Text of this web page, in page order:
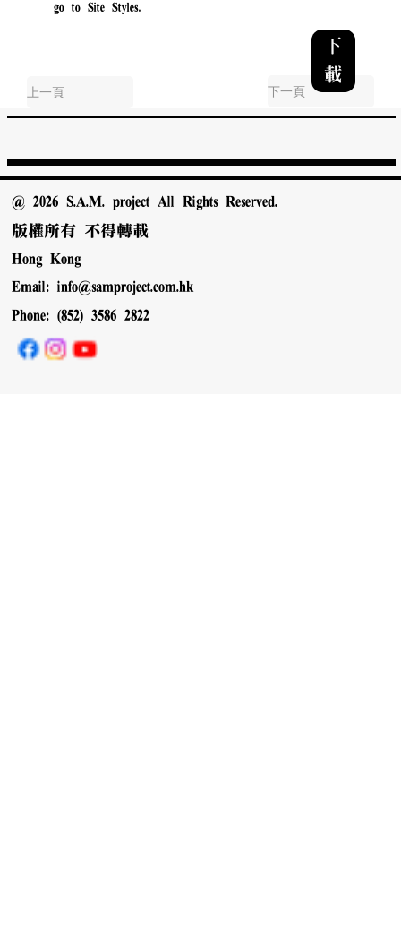
下一頁
上一頁
go to Site Styles.
下
載
@ 2026 S.A.M. project All Rights Reserved.
版權所有 不得轉載
Hong Kong
Email: info@samproject.com.hk
Phone: (852) 3586 2822